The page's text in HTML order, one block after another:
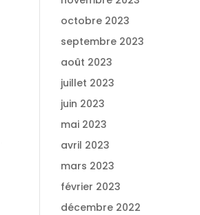
octobre 2023
septembre 2023
août 2023
juillet 2023
juin 2023
mai 2023
avril 2023
mars 2023
février 2023
décembre 2022